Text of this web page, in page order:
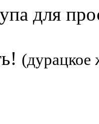
для
(дурацкое